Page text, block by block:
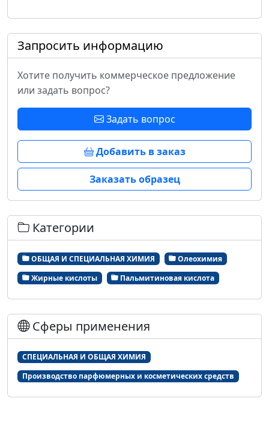
Запросить информацию
Хотите получить коммерческое предложение
или задать вопрос?
Задать вопрос
Добавить в заказ
Заказать образец
Категории
ОБЩАЯ И СПЕЦИАЛЬНАЯ ХИМИЯ
Олеохимия
Жирные кислоты
Пальмитиновая кислота
Сферы применения
СПЕЦИАЛЬНАЯ И ОБЩАЯ ХИМИЯ
Производство парфюмерных и косметических средств